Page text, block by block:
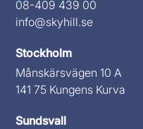
08-409 439 00
info@skyhill.se
Stockholm
Månskärsvägen 10 A
141 75 Kungens Kurva
Sundsvall